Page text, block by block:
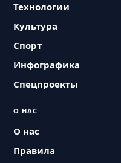
Технологии
Культура
Спорт
Инфографика
Спецпроекты
О НАС
О нас
Правила